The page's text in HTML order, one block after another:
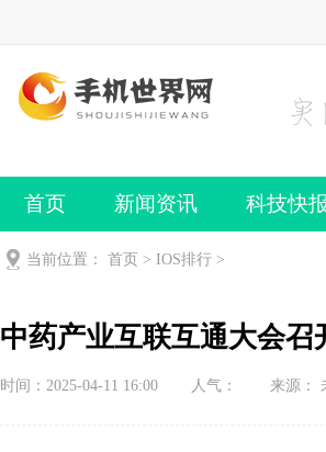
首页 新闻资讯 科技快
手机频道 手机技巧
当前位置： 首页 > IOS排行 >
中药产业互联互通大会
时间：2025-04-11 16:00 人气： 来源：